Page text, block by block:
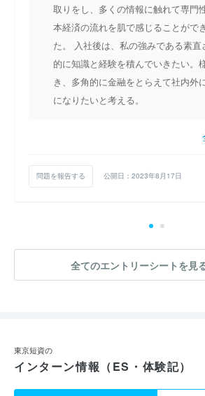
取りをし、多くの情報に触れて専門
本経済の流れを肌で感じることがで
た。 入社後は、私の強みである素
的に知識と経験を積んでいきたい。
き、多角的に金融をとらえて社内外
になりたいと考える。
問題を報告する 公開日：2023年8月17日
全てのエントリーシートを見
東京短資の
インターン情報（ES・体験記）